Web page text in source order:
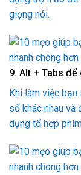
giọng nói.
9. Alt + Tabs
Khi làm việc bạn
sổ khác nhau và
dụng tổ hợp